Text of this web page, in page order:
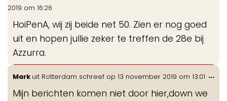
2019 om 16:26
HoiPenA, wij zij beide net 50. Zien er nog goed
uit en hopen jullie zeker te treffen de 28e bij
Azzurra.
Mark uit Rotterdam schreef op 13 november 2019 om 13:01
Mijn berichten komen niet door hier,down we
...